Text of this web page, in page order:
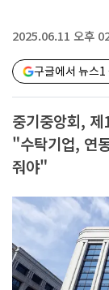
2025.06.11 오후
구글에서 뉴스1
중기중앙회,
"수탁기업, 연
줘야"